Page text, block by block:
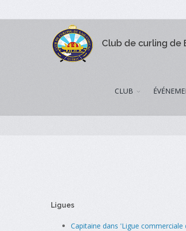
Club de curling de
CLUB
Ligues
Capitaine dans 'Ligue commerciale